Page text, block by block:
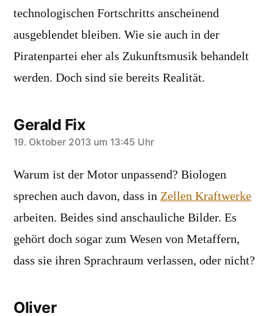
technologischen Fortschritts anscheinend
ausgeblendet bleiben. Wie sie auch in der
Piratenpartei eher als Zukunftsmusik behandelt
werden. Doch sind sie bereits Realität.
Gerald Fix
sagt:
19. Oktober 2013 um 13:45 Uhr
Warum ist der Motor unpassend? Biologen
sprechen auch davon, dass in Zellen Kraftwerke
arbeiten. Beides sind anschauliche Bilder. Es
gehört doch sogar zum Wesen von Metaffern,
dass sie ihren Sprachraum verlassen, oder nicht?
Oliver